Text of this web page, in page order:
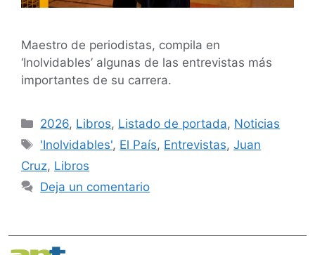
Maestro de periodistas, compila en
‘Inolvidables’ algunas de las entrevistas más
importantes de su carrera.
2026, Libros, Listado de portada, Noticias
'Inolvidables', El País, Entrevistas,Juan
Cruz, Libros
Deja un comentario